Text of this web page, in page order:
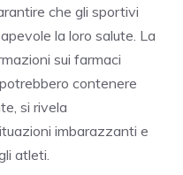
che gli sportivi
la loro salute. La
sui farmaci
contenere
si rivela
imbarazzanti e
atleti.